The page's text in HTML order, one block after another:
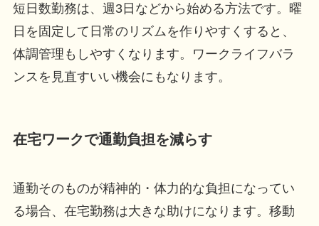
短日数勤務は、週3日などから始める方法です。曜
日を固定して日常のリズムを作りやすくすると、
体調管理もしやすくなります。ワークライフバラ
ンスを見直すいい機会にもなります。
在宅ワークで通勤負担を減らす
通勤そのものが精神的・体力的な負担になってい
る場合、在宅勤務は大きな助けになります。移動